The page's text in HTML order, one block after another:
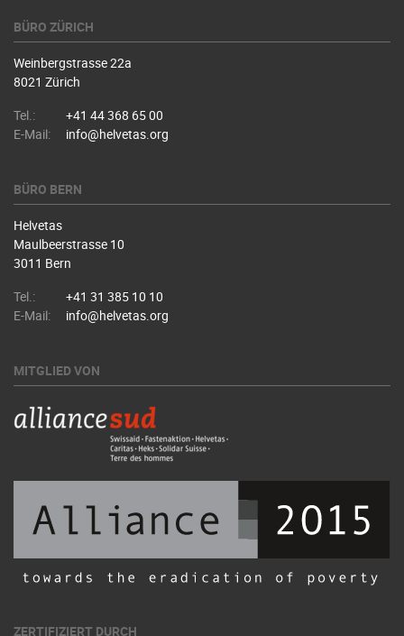
BÜRO ZÜRICH
Weinbergstrasse 22a
8021 Zürich
Tel.:
+41 44 368 65 00
E-Mail:
info@helvetas.org
BÜRO BERN
Helvetas
Maulbeerstrasse 10
3011 Bern
Tel.:
+41 31 385 10 10
E-Mail:
info@helvetas.org
MITGLIED VON
ZERTIFIZIERT DURCH